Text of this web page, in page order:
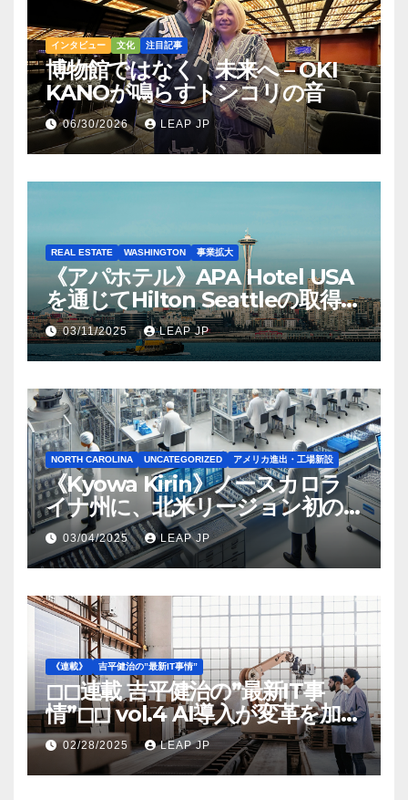
インタビュー 文化 注目記事
博物館ではなく、未来へ – OKI
KANOが鳴らすトンコリの音
06/30/2026 LEAP JP
REAL ESTATE WASHINGTON 事業拡大
《アパホテル》APA Hotel USA
を通じてHilton Seattleの取得を
完了
03/11/2025 LEAP JP
NORTH CAROLINA UNCATEGORIZED アメリカ進出・工場新設
《Kyowa Kirin》ノースカロラ
イナ州に、北米リージョン初の
工場建設を決定
03/04/2025 LEAP JP
《連載》 吉平健治の”最新IT事情”
◻︎◻︎連載 吉平健治の”最新IT事
情”◻︎◻︎ vol.4 AI導入が変革を加速
する米国製造業の最前線
02/28/2025 LEAP JP